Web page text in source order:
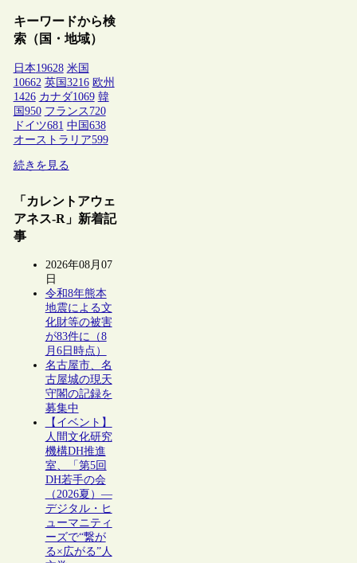
キーワードから検
索（国・地域）
日本19628 米国
10662 英国 3216 欧州
1426 カナダ1069 韓
国 950 フランス 720
ドイツ681 中国 638
オーストラリア599
続きを見る
「カレントアウェ
アネス-R」新着記
事
2026年08月07
日
令和8年熊本
地震による文
化財等の被害
が83件に（8
月6日時点）
名古屋市、名
古屋城の現天
守閣の記録を
募集中
【イベント】
人間文化研究
機構DH推進
室、「第5回
DH若手の会
（2026夏）―
デジタル・ヒ
ューマニティ
ーズで“繋が
る×広がる”人